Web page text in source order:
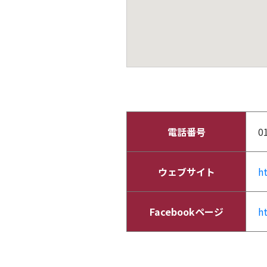
電話番号
ウェブサイト
Facebookページ